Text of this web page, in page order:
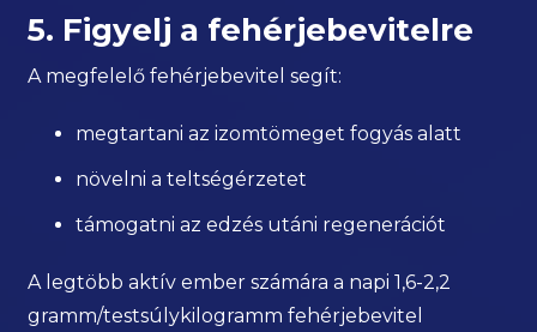
5. Figyelj a fehérjebevitelre
A megfelelő fehérjebevitel segít:
megtartani az izomtömeget fogyás alatt
növelni a teltségérzetet
támogatni az edzés utáni regenerációt
A legtöbb aktív ember számára a napi 1,6-2,2
gramm/testsúlykilogramm fehérjebevitel